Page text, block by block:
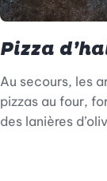
Pizza
Au secours, les
pizzas au four,
des lanières